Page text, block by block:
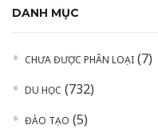
DANH MỤC
CHƯA ĐƯỢC PHÂN LOẠI (7)
DU HỌC (732)
ĐÀO TẠO (5)